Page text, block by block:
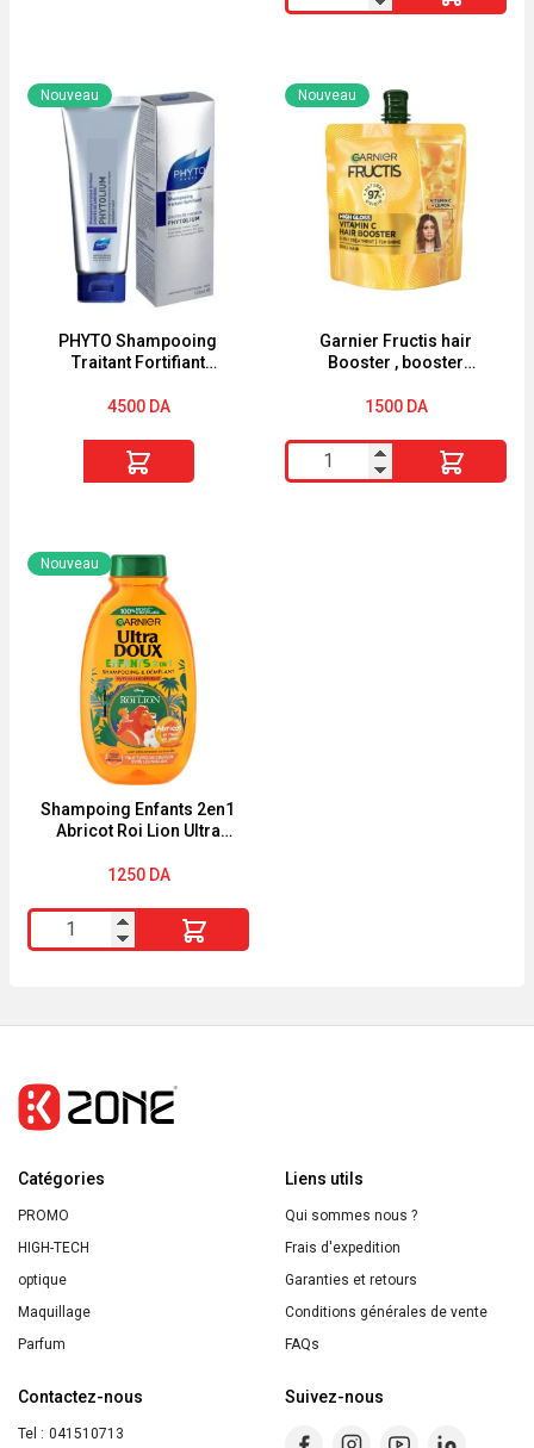
de
Brosse
à
cheveux
manche
PHYTO Shampooing
Traitant Fortifiant
Nouveau
4500 DA
Shampooing
Traitant
Fortifiant
Phytolium
Garnier Fructis hair
Booster , booster
60ml
Nouveau
1500 DA
quantité
de
Shampoing Enfants 2en1
Abricot Roi Lion Ultra
Nouveau
1250 DA
quantité
de
Abricot
Roi
Ultra
Doux
250ml
Catégories
PROMO
HIGH-TECH
optique
Maquillage
Parfum
Liens utils
Qui sommes nous ?
Frais d'expedition
Garanties et retours
Conditions générales de vente
FAQs
Contactez-nous
Tel : 041510713
Suivez-nous